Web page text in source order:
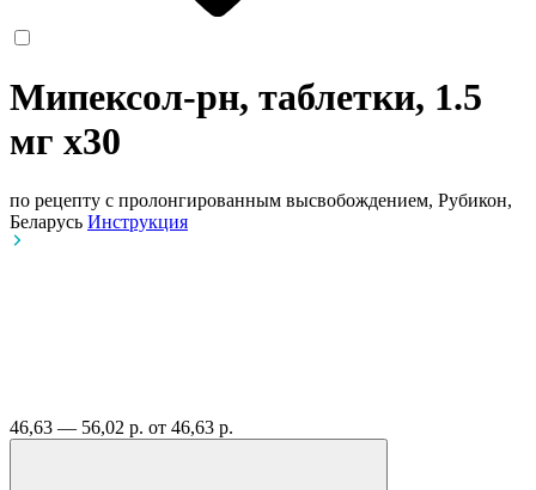
Мипексол-рн, таблетки, 1.5
мг x30
по рецепту с пролонгированным высвобождением, Рубикон,
Беларусь Инструкция
46,63 — 56,02 р. от 46,63 р.